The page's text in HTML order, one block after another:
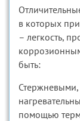
в которых
– легкость,
быть:
помощью